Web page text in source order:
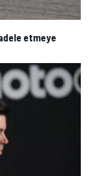
etmeye